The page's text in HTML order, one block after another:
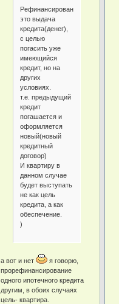
Рефинансирование
это выдача
кредита(денег),
с целью
погасить уже
имеющийся
кредит, но на
других
условиях.
т.е. предыдущий
кредит
погашается и
оформляется
новый(новый
кредитный
договор)
И квартиру в
данном случае
будет выступать
не как цель
кредита, а как
обеспечение.
)
а вот и нет
я говорю,
прорефинансирование
одного ипотечного кредита
другим, в обоих случаях
цель- квартира.